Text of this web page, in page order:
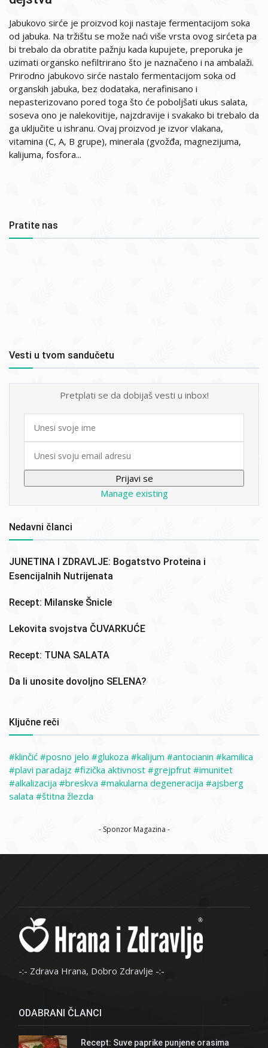
Jabukovo sirće je proizvod koji nastaje fermentacijom soka
od jabuka. Na tržištu se može naći više vrsta ovog sirćeta pa
bi trebalo da obratite pažnju kada kupujete, preporuka je
uzimati organsko nefiltrirano što je naznačeno i na ambalaži.
Prirodno jabukovo sirće nastalo fermentacijom soka od
organskih jabuka, bez dodataka, nerafinisano i
nepasterizovano pored toga što će poboljšati ukus salata,
soseva ono je nalekovitije, najzdravije i svakako bi trebalo da
ga uključite u ishranu. Ovaj proizvod je izvor vlakana,
vitamina (C, A, B grupe), minerala (gvožđa, magnezijuma,
kalijuma, fosfora...
Pratite nas
Vesti u tvom sandučetu
Pretplati se da dobijaš vesti u inbox!
First
Manage existing
Nedavni članci
JUNETINA I ZDRAVLJE: Bogatstvo Proteina i
Esencijalnih Nutrijenata
Recept: Milanske Šnicle
Lekovita svojstva ČUVARKUĆE
Recept: TUNA SALATA
Da li unosite dovoljno SELENA?
Ključne reči
klinčić posno jelo glukoza kalijum antocianin
kamilica
plavi paradajz
fizička aktivnost grejpfrut
imunitet
alkalizacija
breskva makularna degeneracija
ajsberg
salata
štitna žlezda
- Sponzor Magazina -
-:- Zdrava Hrana, Dobro Zdravlje -:-
ODABRANI ČLANCI
Recept: Suve paprike punjene orasima